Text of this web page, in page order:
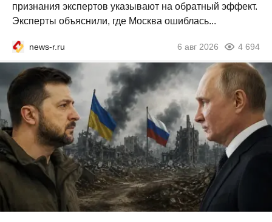
признания экспертов указывают на обратный эффект.
Эксперты объяснили, где Москва ошиблась...
news-r.ru 6 авг 2026 4 694